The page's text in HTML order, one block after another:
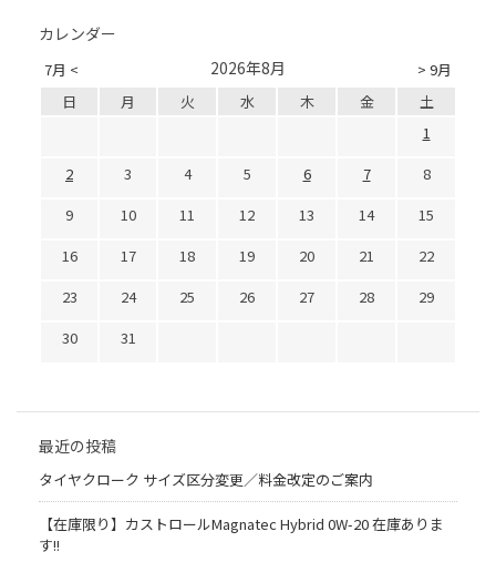
カレンダー
7月 < > 9月
2026年8月
日 月 火 水 木 金
土
1
2
3 4 5 6 7
8
9
10 11 12 13 14
15
16
17 18 19 20 21
22
23
24 25 26 27 28
29
30
31
最近の投稿
タイヤクローク サイズ区分変更／料金改定のご案内
【在庫限り】カストロールMagnatec Hybrid 0W-20 在庫ありま
す!!